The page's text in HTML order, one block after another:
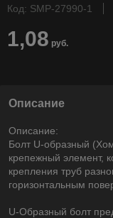
Код: SMP-27990-1
1,08 руб.
Описание
Описание:
Болт U-образный
крепежный элемент,
крепления труб
горизонтальным
U-Образный болт